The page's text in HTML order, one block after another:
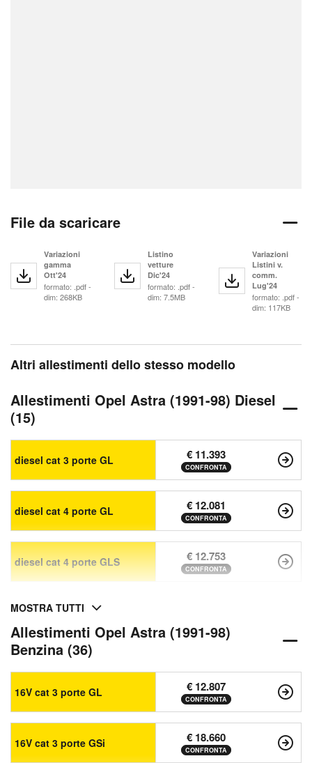
File da scaricare
Variazioni
gamma
Ott'24
formato: .pdf -
dim: 268KB
Listino
vetture
Dic'24
formato: .pdf -
dim: 7.5MB
Variazioni
Listini v.
comm.
Lug'24
formato: .pdf -
dim: 117KB
Altri allestimenti dello stesso modello
Allestimenti Opel Astra (1991-98) Diesel
(15)
diesel cat 3 porte GL € 11.393
CONFRONTA
diesel cat 4 porte GL € 12.081
CONFRONTA
diesel cat 4 porte GLS € 12.753
CONFRONTA
MOSTRA TUTTI
Allestimenti Opel Astra (1991-98)
Benzina (36)
16V cat 3 porte GL € 12.807
CONFRONTA
16V cat 3 porte GSi € 18.660
CONFRONTA